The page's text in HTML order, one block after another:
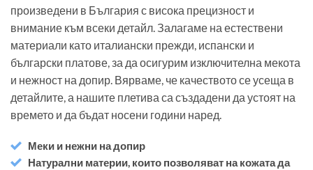
произведени в България с висока прецизност и
внимание към всеки детайл. Залагаме на естествени
материали като италиански прежди, испански и
български платове, за да осигурим изключителна мекота
и нежност на допир. Вярваме, че качеството се усеща в
детайлите, а нашите плетива са създадени да устоят на
времето и да бъдат носени години наред.
Меки и нежни на допир
Натурални материи, които позволяват на кожата да